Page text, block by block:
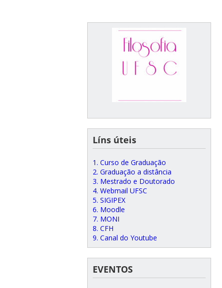
Líns úteis
1. Curso de Graduação
2. Graduação a distância
3. Mestrado e Doutorado
4. Webmail UFSC
5. SIGIPEX
6. Moodle
7. MONI
8. CFH
9. Canal do Youtube
EVENTOS